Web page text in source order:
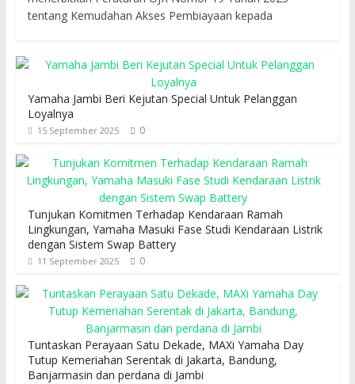
tentang Kemudahan Akses Pembiayaan kepada
Yamaha Jambi Beri Kejutan Special Untuk Pelanggan
Loyalnya
15 September 2025 0
Tunjukan Komitmen Terhadap Kendaraan Ramah
Lingkungan, Yamaha Masuki Fase Studi Kendaraan Listrik
dengan Sistem Swap Battery
11 September 2025 0
Tuntaskan Perayaan Satu Dekade, MAXi Yamaha Day
Tutup Kemeriahan Serentak di Jakarta, Bandung,
Banjarmasin dan perdana di Jambi